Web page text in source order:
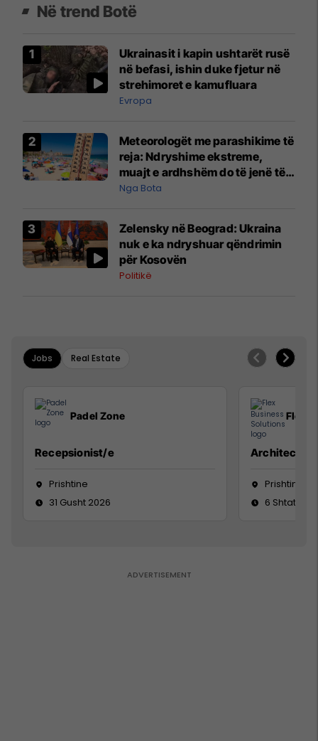
Në trend Botë
Ukrainasit i kapin ushtarët rusë
në befasi, ishin duke fjetur në
strehimoret e kamufluara
Evropa
Meteorologët me parashikime të
reja: Ndryshime ekstreme,
muajt e ardhshëm do të jenë të
pazakontë
Nga Bota
Zelensky në Beograd: Ukraina
nuk e ka ndryshuar qëndrimin
për Kosovën
Politikë
Jobs Real Estate
Padel Zone
Recepsionist/e
Prishtine
31 Gusht 2026
Flex
Architect
Prishtinë
6 Shtator